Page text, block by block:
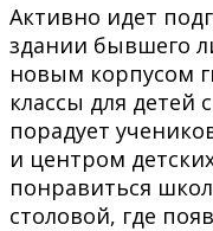
Активно идет
здании бывшего
новым корпусом
классы для детей
порадует
и центром
понравиться
столовой, где